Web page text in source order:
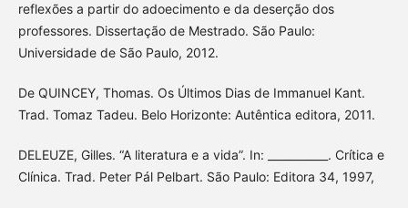
reflexões a partir do adoecimento e da deserção dos
professores. Dissertação de Mestrado. São Paulo:
Universidade de São Paulo, 2012.
De QUINCEY, Thomas. Os Últimos Dias de Immanuel Kant.
Trad. Tomaz Tadeu. Belo Horizonte: Autêntica editora, 2011.
DELEUZE, Gilles. “A literatura e a vida”. In: ___________. Crítica e
Clínica. Trad. Peter Pál Pelbart. São Paulo: Editora 34, 1997,